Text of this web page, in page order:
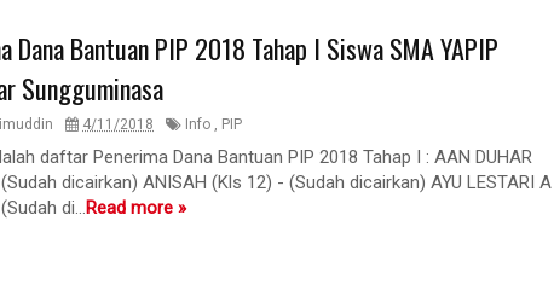
Dana Bantuan PIP 2018 Tahap I Siswa SMA YAPIP
Sungguminasa
4/11/2018 Info , PIP
daftar Penerima Dana Bantuan PIP 2018 Tahap I : AAN DUHAR
dicairkan) ANISAH (Kls 12) - (Sudah dicairkan) AYU LESTARI A
di...Read more »